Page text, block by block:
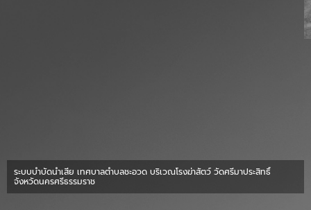
ระบบบำบัดน้ำเสีย เทศบาลตำบลชะอวด บริเวณโรงฆ่าสัตว์ วัดศรีมาประสิทธิ์
จังหวัดนครศรีธรรมราช